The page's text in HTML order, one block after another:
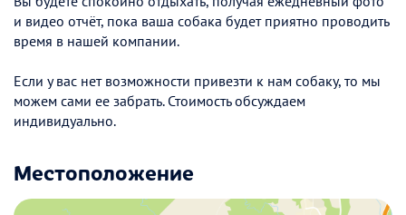
и видео отчёт, пока ваша собака будет приятно проводить
время в нашей компании.
Если у вас нет возможности привезти к нам собаку, то мы
можем сами ее забрать. Стоимость обсуждаем
индивидуально.
Местоположение